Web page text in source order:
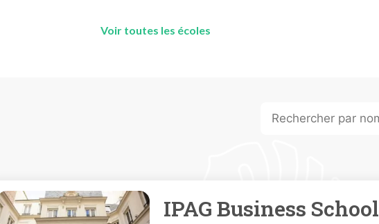
Voir toutes les écoles
IPAG Business School